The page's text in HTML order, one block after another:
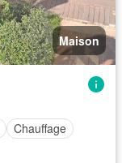
Maison
Chauffage